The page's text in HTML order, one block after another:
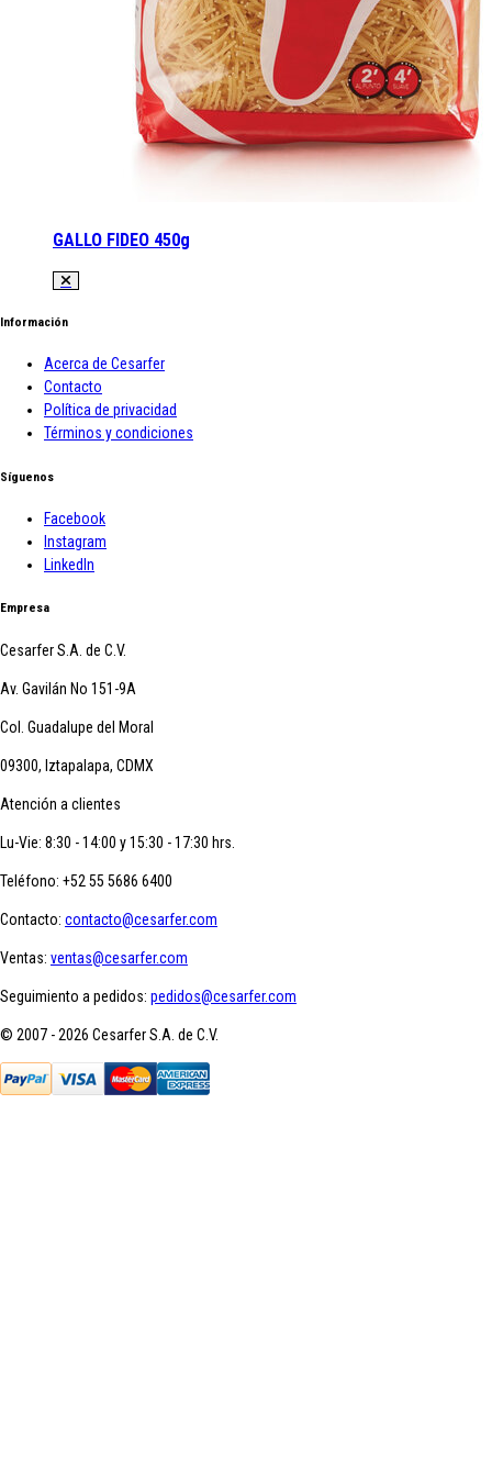
GALLO FIDEO 450g
Información
Acerca de Cesarfer
Contacto
Política de privacidad
Términos y condiciones
Síguenos
Facebook
Instagram
LinkedIn
Empresa
Cesarfer S.A. de C.V.
Av. Gavilán No 151-9A
Col. Guadalupe del Moral
09300, Iztapalapa, CDMX
Atención a clientes
Lu-Vie: 8:30 - 14:00 y 15:30 - 17:30 hrs.
Teléfono: +52 55 5686 6400
Contacto: contacto@cesarfer.com
Ventas: ventas@cesarfer.com
Seguimiento a pedidos: pedidos@cesarfer.com
© 2007 - 2026 Cesarfer S.A. de C.V.